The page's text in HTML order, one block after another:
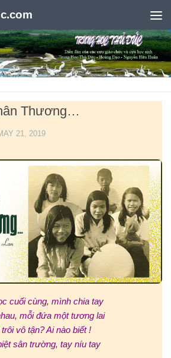
Thương…
21, 2019
cuối cùng, mình chia tay
mỗi đứa một tương lai
vô tận? Ai nào biết !
sân trường, tay níu tay